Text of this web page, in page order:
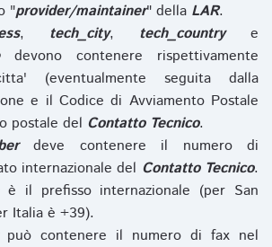
"provider/maintainer" della LAR.
, tech_city, tech_countrye
devono contenere rispettivamente
(eventualmente seguita dalla
e il Codice di Avviamento Postale
postale del Contatto Tecnico.
deve contenere il numero di
internazionale del Contatto Tecnico.
è il prefisso internazionale (per San
Italia è +39).
contenere il numero di fax nel